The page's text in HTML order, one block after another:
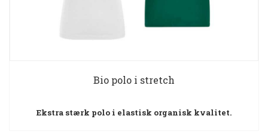
Bio polo i stretch
Ekstra stærk polo i elastisk organisk kvalitet.